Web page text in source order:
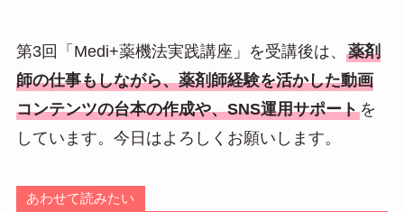
第3回「Medi+薬機法実践講座」を受講後は、 薬剤
師の仕事もしながら、薬剤師経験を活かした動画
コンテンツの台本の作成や、SNS運用サポートを
しています。今日はよろしくお願いします。
あわせて読みたい